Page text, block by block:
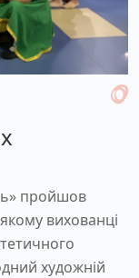
пройшов
вихованці
художній